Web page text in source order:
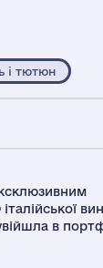
і тютюн
в